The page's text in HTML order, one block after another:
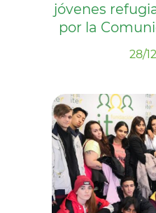
jóvenes
por la
28/